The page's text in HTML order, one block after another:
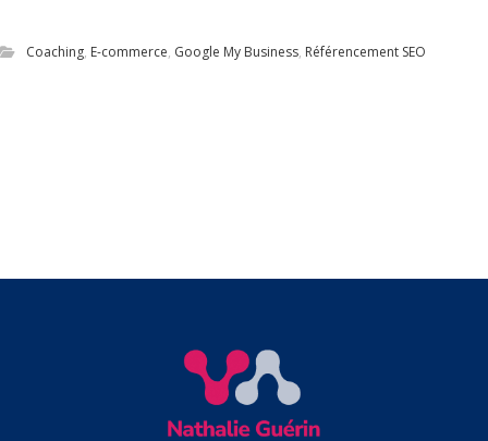
Coaching, E-commerce, Google My Business, Référencement SEO